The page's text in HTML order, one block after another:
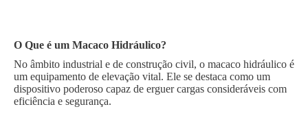
O Que é um Macaco Hidráulico?
No âmbito industrial e de construção civil, o macaco hidráulico é
um equipamento de elevação vital. Ele se destaca como um
dispositivo poderoso capaz de erguer cargas consideráveis com
eficiência e segurança.